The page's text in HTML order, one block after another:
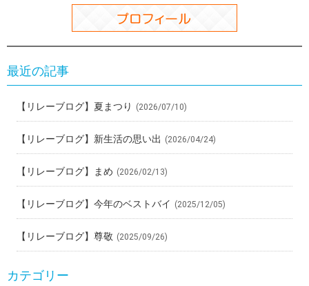
最近の記事
【リレーブログ】夏まつり (2026/07/10)
【リレーブログ】新生活の思い出 (2026/04/24)
【リレーブログ】まめ (2026/02/13)
【リレーブログ】今年のベストバイ (2025/12/05)
【リレーブログ】尊敬 (2025/09/26)
カテゴリー